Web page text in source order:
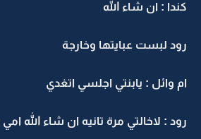
كندا : ان شاء الله
رود لبست عبايتها وخارجة
ام وائل : يابنتي اجلسي اتغدي
رود : لاخالتي مرة تانيه ان شاء الله